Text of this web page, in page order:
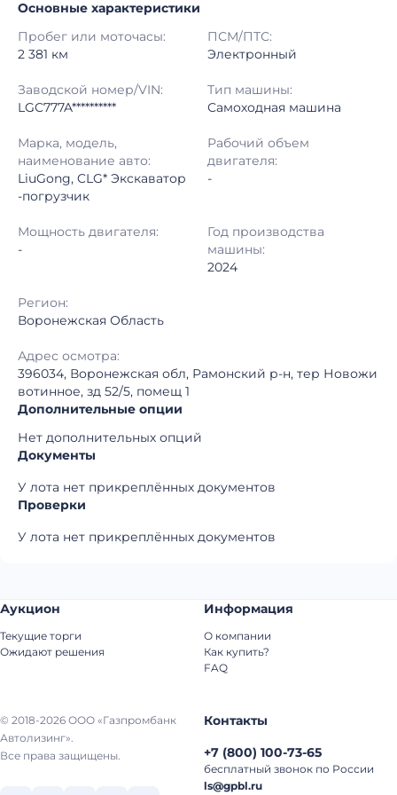
Начало торгов: 07.07.2026, 10:00 МСК
Конец торгов: 14.07.2026, 09:00 МСК
Тип аукциона: Открытые торги
Шаг торгов: 50 000 ₽
Кол-во ставок:
Регион: Воронежская Область
Основные характеристики
Пробег или моточасы:
2 381 км
ПСМ/ПТС:
Электронный
Заводской номер/VIN:
LGC777A**********
Тип машины:
Самоходная машина
Марка, модель,
наименование авто:
LiuGong, CLG* Экскаватор
-погрузчик
Рабочий объем
двигателя:
-
Мощность двигателя:
-
Год производства
машины:
2024
Регион:
Воронежская Область
Адрес осмотра:
396034, Воронежская обл, Рамонский р-н, тер Новожи
вотинное, зд 52/5, помещ 1
Дополнительные опции
Нет дополнительных опций
Документы
У лота нет прикреплённых документов
Проверки
У лота нет прикреплённых документов
© 2018-2026 ООО «Газпромбанк
Автолизинг».
Все права защищены.
Аукцион
Текущие торги
Ожидают решения
Информация
О компании
Как купить?
FAQ
Контакты
+7 (800) 100-73-65
бесплатный звонок по России
ls@gpbl.ru